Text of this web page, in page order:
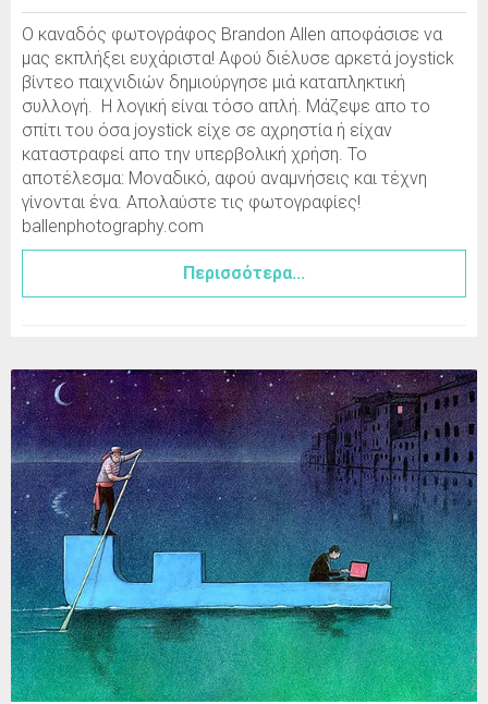
Ο καναδός φωτογράφος Brandon Allen αποφάσισε να
μας εκπλήξει ευχάριστα! Αφού διέλυσε αρκετά joystick
βίντεο παιχνιδιών δημιούργησε μιά καταπληκτική
συλλογή. Η λογική είναι τόσο απλή. Μάζεψε απο το
σπίτι του όσα joystick είχε σε αχρηστία ή είχαν
καταστραφεί απο την υπερβολική χρήση. Το
αποτέλεσμα: Μοναδικό, αφού αναμνήσεις και τέχνη
γίνονται ένα. Απολαύστε τις φωτογραφίες!
ballenphotography.com
Περισσότερα...